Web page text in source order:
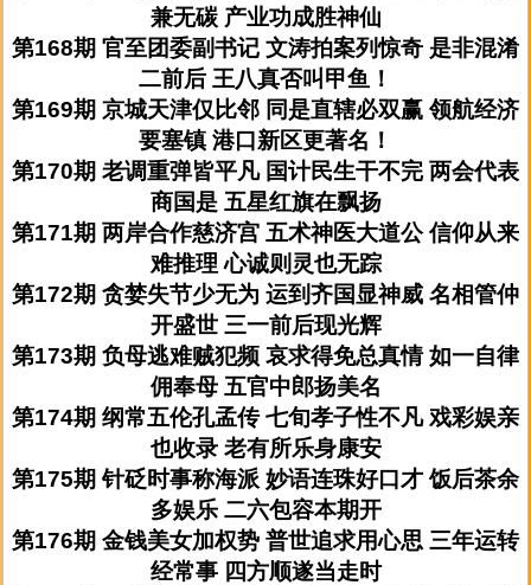
兼无碳 产业功成胜神仙
第168期 官至团委副书记 文涛拍案列惊奇 是非混淆
二前后 王八真否叫甲鱼！
第169期 京城天津仅比邻 同是直辖必双赢 领航经济
要塞镇 港口新区更著名！
第170期 老调重弹皆平凡 国计民生干不完 两会代表
商国是 五星红旗在飘扬
第171期 两岸合作慈济宫 五术神医大道公 信仰从来
难推理 心诚则灵也无踪
第172期 贪婪失节少无为 运到齐国显神威 名相管仲
开盛世 三一前后现光辉
第173期 负母逃难贼犯频 哀求得免总真情 如一自律
佣奉母 五官中郎扬美名
第174期 纲常五伦孔孟传 七旬孝子性不凡 戏彩娱亲
也收录 老有所乐身康安
第175期 针砭时事称海派 妙语连珠好口才 饭后茶余
多娱乐 二六包容本期开
第176期 金钱美女加权势 普世追求用心思 三年运转
经常事 四方顺遂当走时